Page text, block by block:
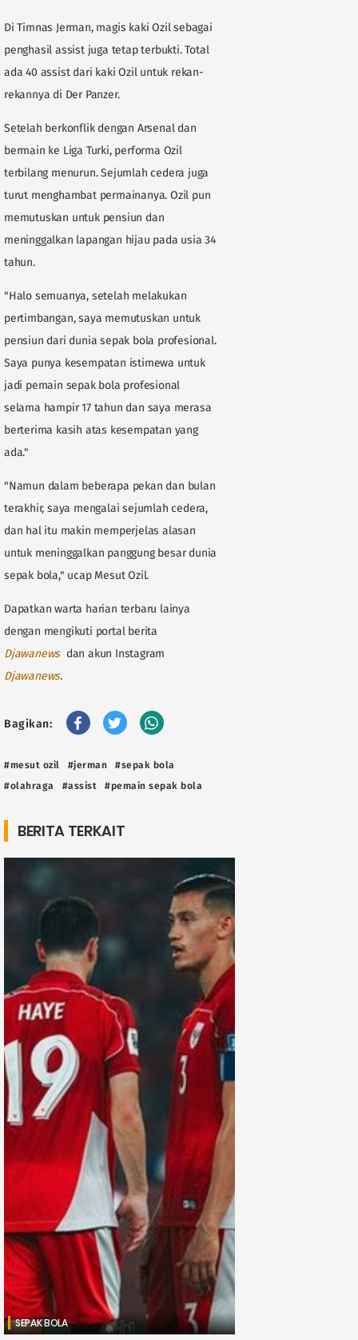
Di Timnas Jerman, magis kaki Ozil sebagai
penghasil assist juga tetap terbukti. Total
ada 40 assist dari kaki Ozil untuk rekan-
rekannya di Der Panzer.
Setelah berkonflik dengan Arsenal dan
bermain ke Liga Turki, performa Ozil
terbilang menurun. Sejumlah cedera juga
turut menghambat permainanya. Ozil pun
memutuskan untuk pensiun dan
meninggalkan lapangan hijau pada usia 34
tahun.
"Halo semuanya, setelah melakukan
pertimbangan, saya memutuskan untuk
pensiun dari dunia sepak bola profesional.
Saya punya kesempatan istimewa untuk
jadi pemain sepak bola profesional
selama hampir 17 tahun dan saya merasa
berterima kasih atas kesempatan yang
ada."
"Namun dalam beberapa pekan dan bulan
terakhir, saya mengalai sejumlah cedera,
dan hal itu makin memperjelas alasan
untuk meninggalkan panggung besar dunia
sepak bola," ucap Mesut Ozil.
Dapatkan warta harian terbaru lainya
dengan mengikuti portal berita
Djawanewsdan akun Instagram
Djawanews.
Bagikan:
#mesut ozil #jerman
#sepak bola
#olahraga
#assist #pemain sepak bola
BERITA TERKAIT
SEPAK BOLA